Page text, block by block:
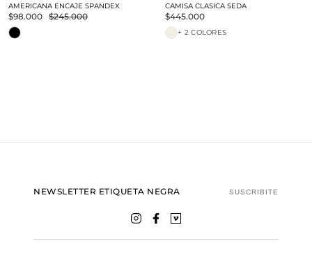
AMERICANA ENCAJE SPANDEX
$98.000 $245.000
CAMISA CLASICA SEDA
$445.000
+ 2 COLORES
NEWSLETTER ETIQUETA NEGRA SUSCRIBITE